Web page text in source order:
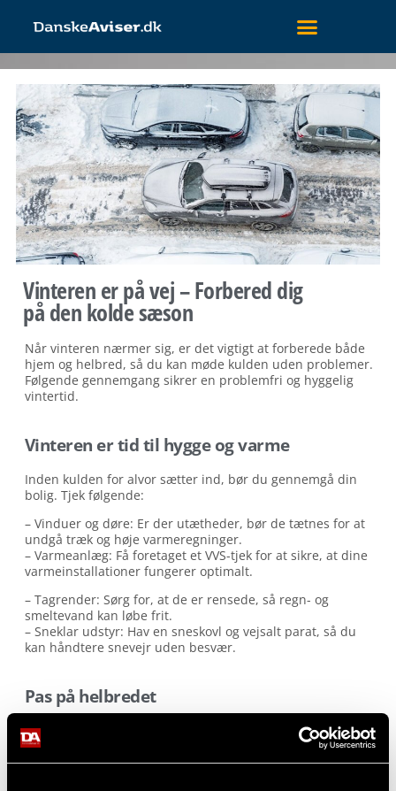
Vinteren er på vej – Forbered dig
på den kolde sæson
Når vinteren nærmer sig, er det vigtigt at forberede både
hjem og helbred, så du kan møde kulden uden problemer.
Følgende gennemgang sikrer en problemfri og hyggelig
vintertid.
Vinteren er tid til hygge og varme
Inden kulden for alvor sætter ind, bør du gennemgå din
bolig. Tjek følgende:
– Vinduer og døre: Er der utætheder, bør de tætnes for at
undgå træk og høje varmeregninger.
– Varmeanlæg: Få foretaget et VVS-tjek for at sikre, at dine
varmeinstallationer fungerer optimalt.
– Tagrender: Sørg for, at de er rensede, så regn- og
smeltevand kan løbe frit.
– Sneklar udstyr: Hav en sneskovl og vejsalt parat, så du
kan håndtere snevejr uden besvær.
Pas på helbredet
De korte dage og lave temperaturer kan påvirke både krop
og sind. For at holde energien oppe bør du: